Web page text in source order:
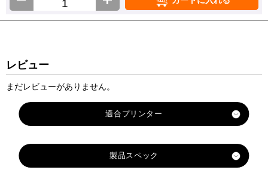
レビュー
まだレビューがありません。
製品スペック